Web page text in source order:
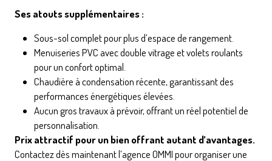
Ses atouts supplémentaires :
Sous-sol complet pour plus d’espace de rangement.
Menuiseries PVC avec double vitrage et volets roulants
pour un confort optimal.
Chaudière à condensation récente, garantissant des
performances énergétiques élevées.
Aucun gros travaux à prévoir, offrant un réel potentiel de
personnalisation.
Prix attractif pour un bien offrant autant d’avantages.
Contactez dès maintenant l’agence OMMI pour organiser une